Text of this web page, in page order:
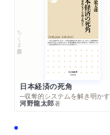
ちくま新書
日本経済の死角
─収奪的システムを解き明かす
河野龍太郎著